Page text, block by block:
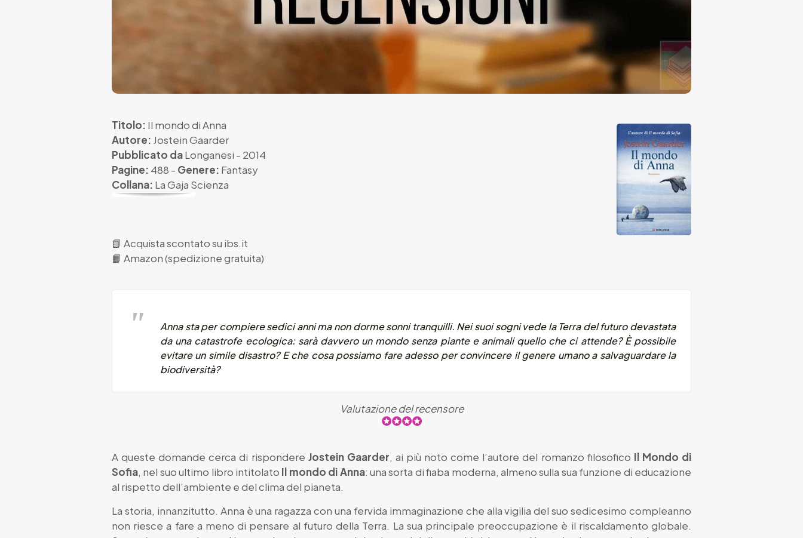
Titolo: Il mondo di Anna
Autore: Jostein Gaarder
Pubblicato daLonganesi - 2014
Pagine: 488 - Genere: Fantasy
Collana: La Gaja Scienza
📗 Acquista scontato su ibs.it
📙 Amazon (spedizione gratuita)
Anna sta per compiere sedici anni ma non dorme sonni tranquilli. Nei suoi sogni vede la Terra del futuro devastata
da una catastrofe ecologica: sarà davvero un mondo senza piante e animali quello che ci attende? È possibile
evitare un simile disastro? E che cosa possiamo fare adesso per convincere il genere umano a salvaguardare la
biodiversità?
Valutazione del recensore
A queste domande cerca di rispondere Jostein Gaarder, ai più noto come l’autore del romanzo filosofico Il Mondo di
Sofia, nel suo ultimo libro intitolato Il mondo di Anna: una sorta di fiaba moderna, almeno sulla sua funzione di educazione
al rispetto dell’ambiente e del clima del pianeta.
La storia, innanzitutto. Anna è una ragazza con una fervida immaginazione che alla vigilia del suo sedicesimo compleanno
non riesce a fare a meno di pensare al futuro della Terra. La sua principale preoccupazione è il riscaldamento globale.